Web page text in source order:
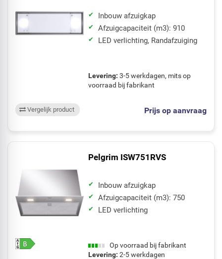
Inbouw afzuigkap
Afzuigcapaciteit (m3): 910
LED verlichting, Randafzuiging
Levering: 3-5 werkdagen, mits op
voorraad bij fabrikant
Prijs op aanvraag
Vergelijk product
Pelgrim ISW751RVS
Inbouw afzuigkap
Afzuigcapaciteit (m3): 750
LED verlichting
Op voorraad bij fabrikant
Levering: 2-5 werkdagen